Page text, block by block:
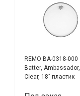
REMO BA-0318-000
Batter, Ambassador,
Clear, 18" пластик